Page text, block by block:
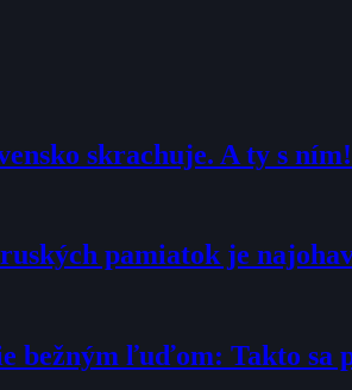
skrachuje. A ty s
pamiatok je
bežným ľuďom: Takto sa